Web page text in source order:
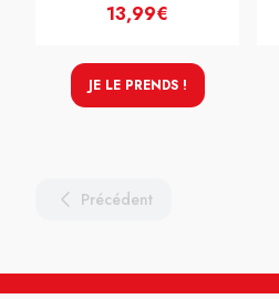
13,99€
JE LE PRENDS !
Précédent